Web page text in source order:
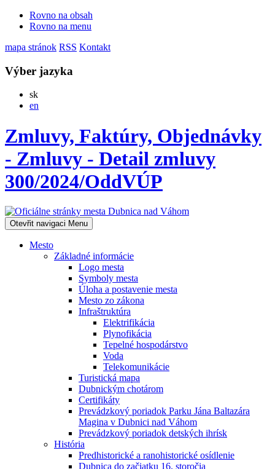
Rovno na obsah
Rovno na menu
mapa stránok RSS Kontakt
Výber jazyka
skSlovensky
en
Zmluvy, Faktúry, Objednávky
- Zmluvy - Detail zmluvy
300/2024/OddVÚP
Otevřit navigaci Menu
Mesto
Základné informácie
Logo mesta
Symboly mesta
Úloha a postavenie mesta
Mesto zo zákona
Infraštruktúra
Elektrifikácia
Plynofikácia
Tepelné hospodárstvo
Voda
Telekomunikácie
Turistická mapa
Dubnickým chotárom
Certifikáty
Prevádzkový poriadok Parku Jána Baltazára
Magina v Dubnici nad Váhom
Prevádzkový poriadok detských ihrísk
História
Predhistorické a ranohistorické osídlenie
Dubnica do začiatku 16. storočia